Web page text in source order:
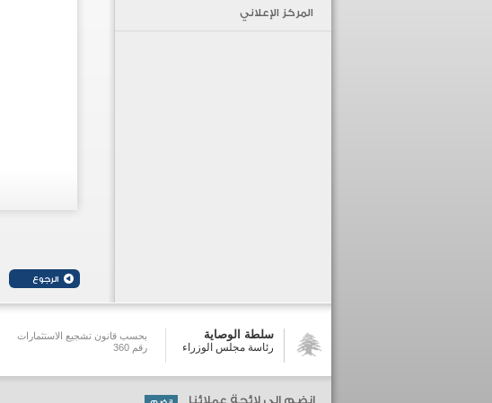
المركز الإعلاني
سلطة الوصاية
رئاسة مجلس الوزراء
بحسب قانون تشجيع الاستثمارات
رقم 360
انضم الى لائحة عملائنا